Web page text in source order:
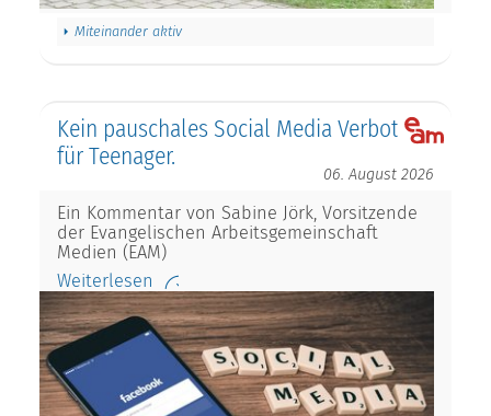
Miteinander aktiv
Kein pauschales Social Media Verbot
für Teenager.
06. August 2026
Ein Kommentar von Sabine Jörk, Vorsitzende
der Evangelischen Arbeitsgemeinschaft
Medien (EAM)
Weiterlesen